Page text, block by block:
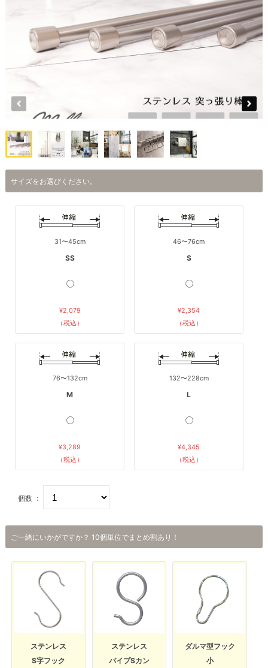
サイズをお選びください。
31〜45cm
SS
¥2,079
（税込）
46〜76cm
S
¥2,354
（税込）
76〜132cm
M
¥3,289
（税込）
132〜228cm
L
¥4,345
（税込）
個数 ：
ご一緒にいかがですか？ 10個単位でまとめ割あり！
ステンレス
S字フック
ステンレス
パイプSカン
ダルマ型フック
小